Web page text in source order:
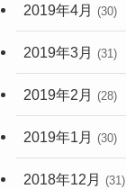
2019年4月 (30)
2019年3月 (31)
2019年2月 (28)
2019年1月 (30)
2018年12月 (31)